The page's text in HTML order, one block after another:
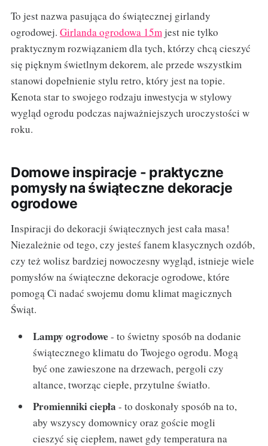
To jest nazwa pasująca do świątecznej girlandy
ogrodowej. Girlanda ogrodowa 15mjest nie tylko
praktycznym rozwiązaniem dla tych, którzy chcą cieszyć
się pięknym świetlnym dekorem, ale przede wszystkim
stanowi dopełnienie stylu retro, który jest na topie.
Kenota star to swojego rodzaju inwestycja w stylowy
wygląd ogrodu podczas najważniejszych uroczystości w
roku.
Domowe inspiracje - praktyczne
pomysły na świąteczne dekoracje
ogrodowe
Inspiracji do dekoracji świątecznych jest cała masa!
Niezależnie od tego, czy jesteś fanem klasycznych ozdób,
czy też wolisz bardziej nowoczesny wygląd, istnieje wiele
pomysłów na świąteczne dekoracje ogrodowe, które
pomogą Ci nadać swojemu domu klimat magicznych
Świąt.
Lampy ogrodowe - to świetny sposób na dodanie
świątecznego klimatu do Twojego ogrodu. Mogą
być one zawieszone na drzewach, pergoli czy
altance, tworząc ciepłe, przytulne światło.
Promienniki ciepła - to doskonały sposób na to,
aby wszyscy domownicy oraz goście mogli
cieszyć się ciepłem, nawet gdy temperatura na